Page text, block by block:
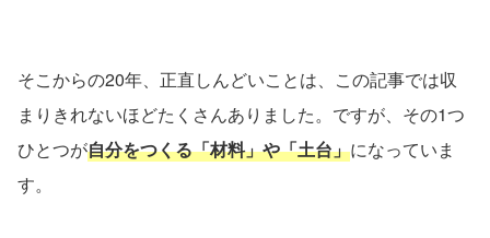
そこからの20年、正直しんどいことは、この記事では収
まりきれないほどたくさんありました。ですが、その1つ
ひとつが自分をつくる「材料」や「土台」になっていま
す。